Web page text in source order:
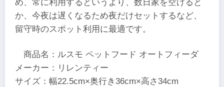
め、常に利用するというより、数日家を空けると
か、今夜は遅くなるため夜だけセットするなど、
留守時のスポット利用に最適です。
商品名：ルスモ ペットフード オートフィーダ
メーカー：リレンティー
サイズ：幅22.5cm×奥行き36cm×高さ34cm